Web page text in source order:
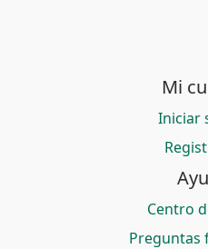
Mi
Iniciar
Centro
Preguntas